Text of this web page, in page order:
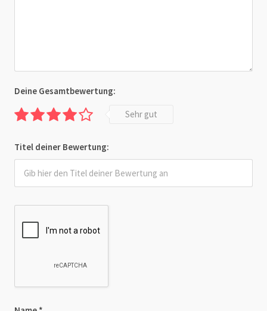
Deine Gesamtbewertung:
Sehr gut
Titel deiner Bewertung: